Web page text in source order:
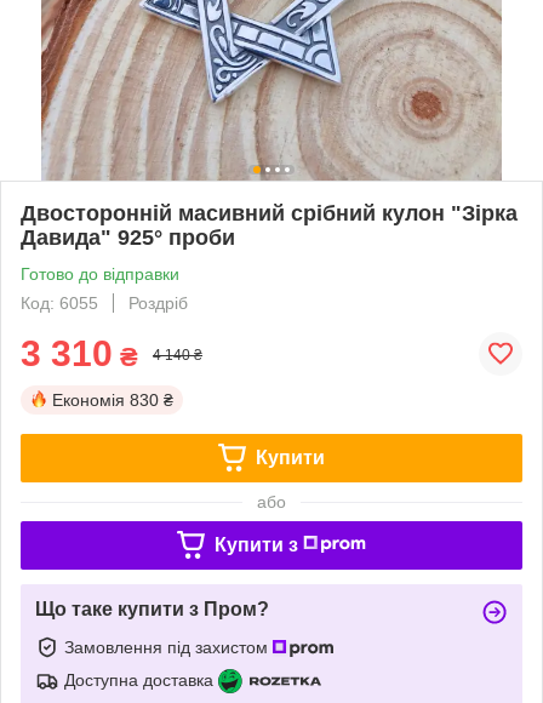
Двосторонній масивний срібний кулон "Зірка
Давида" 925° проби
Готово до відправки
Код: 6055
Роздріб
3 310 ₴ 4 140 ₴
Економія 830 ₴
Купити
або
Купити з
Що таке купити з Пром?
Замовлення під захистом
Доступна доставка